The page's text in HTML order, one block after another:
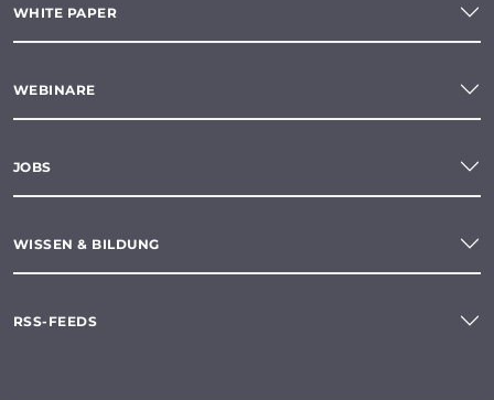
WHITE PAPER
WEBINARE
JOBS
WISSEN & BILDUNG
RSS-FEEDS